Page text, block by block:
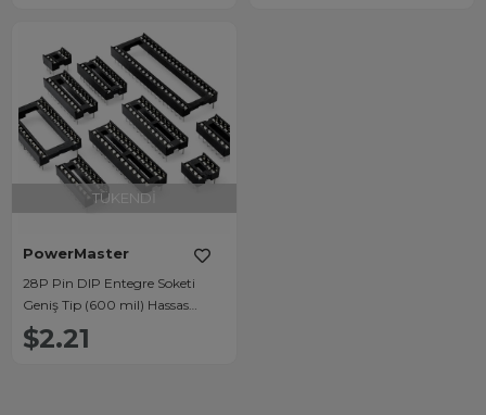
TÜKENDI
PowerMaster
28P Pin DIP Entegre Soketi
Geniş Tip (600 mil) Hassas
Temaslı Konnektör
$2.21